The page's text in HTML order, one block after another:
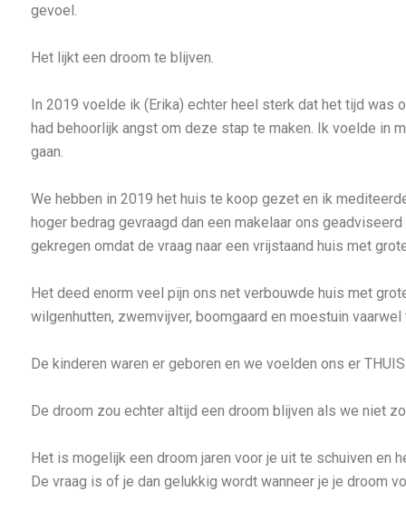
gevoel.
Het lijkt een droom te blijven.
In 2019 voelde ik (Erika) echter heel sterk dat het tijd was
had behoorlijk angst om deze stap te maken. Ik voelde in
gaan.
We hebben in 2019 het huis te koop gezet en ik
hoger bedrag gevraagd dan een makelaar ons
gekregen omdat de vraag naar een vrijstaand huis met
Het deed enorm veel pijn ons net verbouwde huis met
wilgenhutten, zwemvijver, boomgaard en moestuin
De kinderen waren er geboren en we voelden ons er
De droom zou echter altijd een droom blijven als we niet
Het is mogelijk een droom jaren voor je uit te schuiven en
De vraag is of je dan gelukkig wordt wanneer je je droom